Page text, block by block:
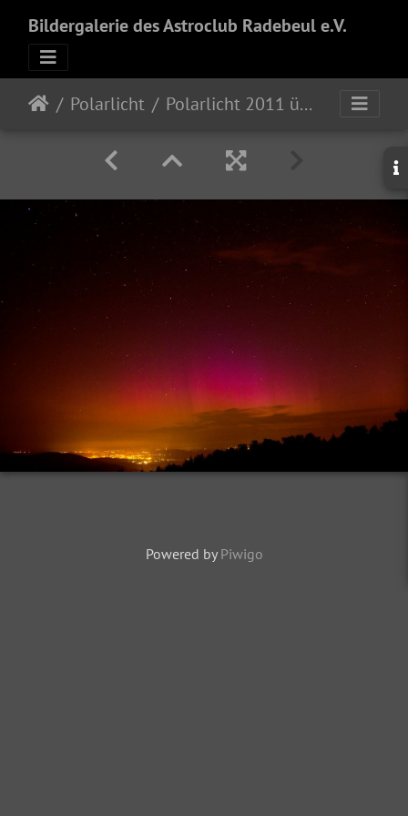
Bildergalerie des Astroclub Radebeul e.V.
Polarlicht Polarlicht 2011 über Olbersdorf
Powered by Piwigo